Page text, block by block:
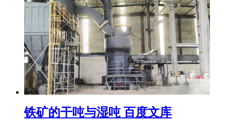
铁矿的干吨与湿吨 百度文库